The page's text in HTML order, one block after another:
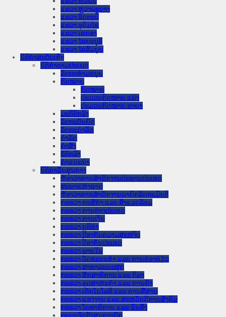
ແຂວງ ຫຼວງພະບາງ
ແຂວງ ອັດຕະປື
ແຂວງ ອຸດົມໄຊ
ແຂວງ ເຊກອງ
ແຂວງ ໄຊຍະບູລີ
ແຂວງ ໄຊສົມບູນ
ນິຕິກໍາສະບັບເກົ່າ
ນິຕິກຳຕາມປະເພດ
ລັດຖະທໍາມະນູນ
ກົດໝາຍ
ກົດໝາຍ
ປະມວນກົດໝາຍ ແພ່ງ
ປະມວນກົດໝາຍ ອາຍາ
ມະຕິຕົກລົງ
ລັດຖະບັນຍັດ
ລັດຖະດໍາລັດ
ດໍາລັດ
ຄໍາສັ່ງ
ຂໍ້ຕົກລົງ
ຄໍາແນະນໍາ
ນິຕິກໍາຂັ້ນສູນກາງ
ຫ້ອງວ່າການສໍານັກງານປະທານປະເທດ
ສະພາແຫ່ງຊາດ
ຫ້ອງວ່າການສຳນັກງານນາຍົກລັດຖະມົນຕີ
ກະຊວງ ກະສິກຳ ແລະ ສິ່ງແວດລ້ອມ
ກະຊວງ ການຕ່າງປະເທດ
ກະຊວງ ການເງິນ
ກະຊວງ ຍຸຕິທໍາ
ກະຊວງ ປ້ອງກັນຄວາມສະຫງົບ
ກະຊວງ ປ້ອງກັນປະເທດ
ກະຊວງ ພາຍໃນ
ກະຊວງ ວັດທະນະທຳ ແລະ ການທ່ອງທ່ຽວ
ກະຊວງ ສາທາລະນະສຸກ
ກະຊວງ ສຶກສາທິການ ແລະ ກິລາ
ກະຊວງ ອຸດສາຫະກຳ ແລະ ການຄ້າ
ກະຊວງ ເຕັກໂນໂລຊີ ແລະ ການສື່ສານ
ກະຊວງ ແຮງງານ ແລະ ສະຫວັດດີການສັງຄົມ
ກະຊວງ ໂຍທາທິການ ແລະ ຂົນສົ່ງ
ຄະນະຈັດຕັ້ງສູນກາງພັກ